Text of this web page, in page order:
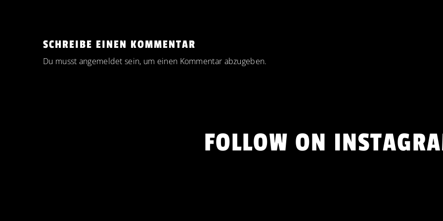
SCHREIBE EINEN KOMMENTAR
Du musst angemeldet sein, um einen Kommentar abzugeben.
FOLLOW ON